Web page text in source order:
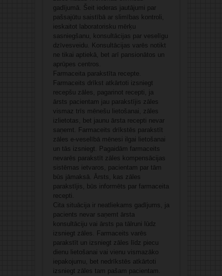
gadījumā. Šeit iederas jautājumi par
pašsajūtu saistībā ar slimības kontroli,
ieskaitot laboratorisku mērķu
sasniegšanu, konsultācijas par veselīgu
dzīvesveidu. Konsultācijas varēs notikt
ne tikai aptiekā, bet arī pansionātos un
aprūpes centros.
Farmaceita parakstīta recepte.
Farmaceits drīkst atkārtoti izsniegt
recepšu zāles, pagarinot recepti, ja
ārsts pacientam jau parakstījis zāles
vismaz trīs mēnešu lietošanai, zāles
izlietotas, bet jaunu ārsta recepti nevar
saņemt. Farmaceits drīkstēs parakstīt
zāles e-veselībā mēnesi ilgai lietošanai
un tās izsniegt. Pagaidām farmaceits
nevarēs parakstīt zāles kompensācijas
sistēmas ietvaros, pacientam par tām
būs jāmaksā. Ārsts, kas zāles
parakstījis, būs informēts par farmaceita
recepti.
Cita situācija ir neatliekams gadījums, ja
pacients nevar saņemt ārsta
konsultāciju vai ārsts pa tālruni lūdz
izsniegt zāles. Farmaceits varēs
parakstīt un izsniegt zāles līdz piecu
dienu lietošanai vai vienu vismazāko
iepakojumu, bet nedrīkstēs atkārtoti
izsniegt zāles tam pašam pacientam.